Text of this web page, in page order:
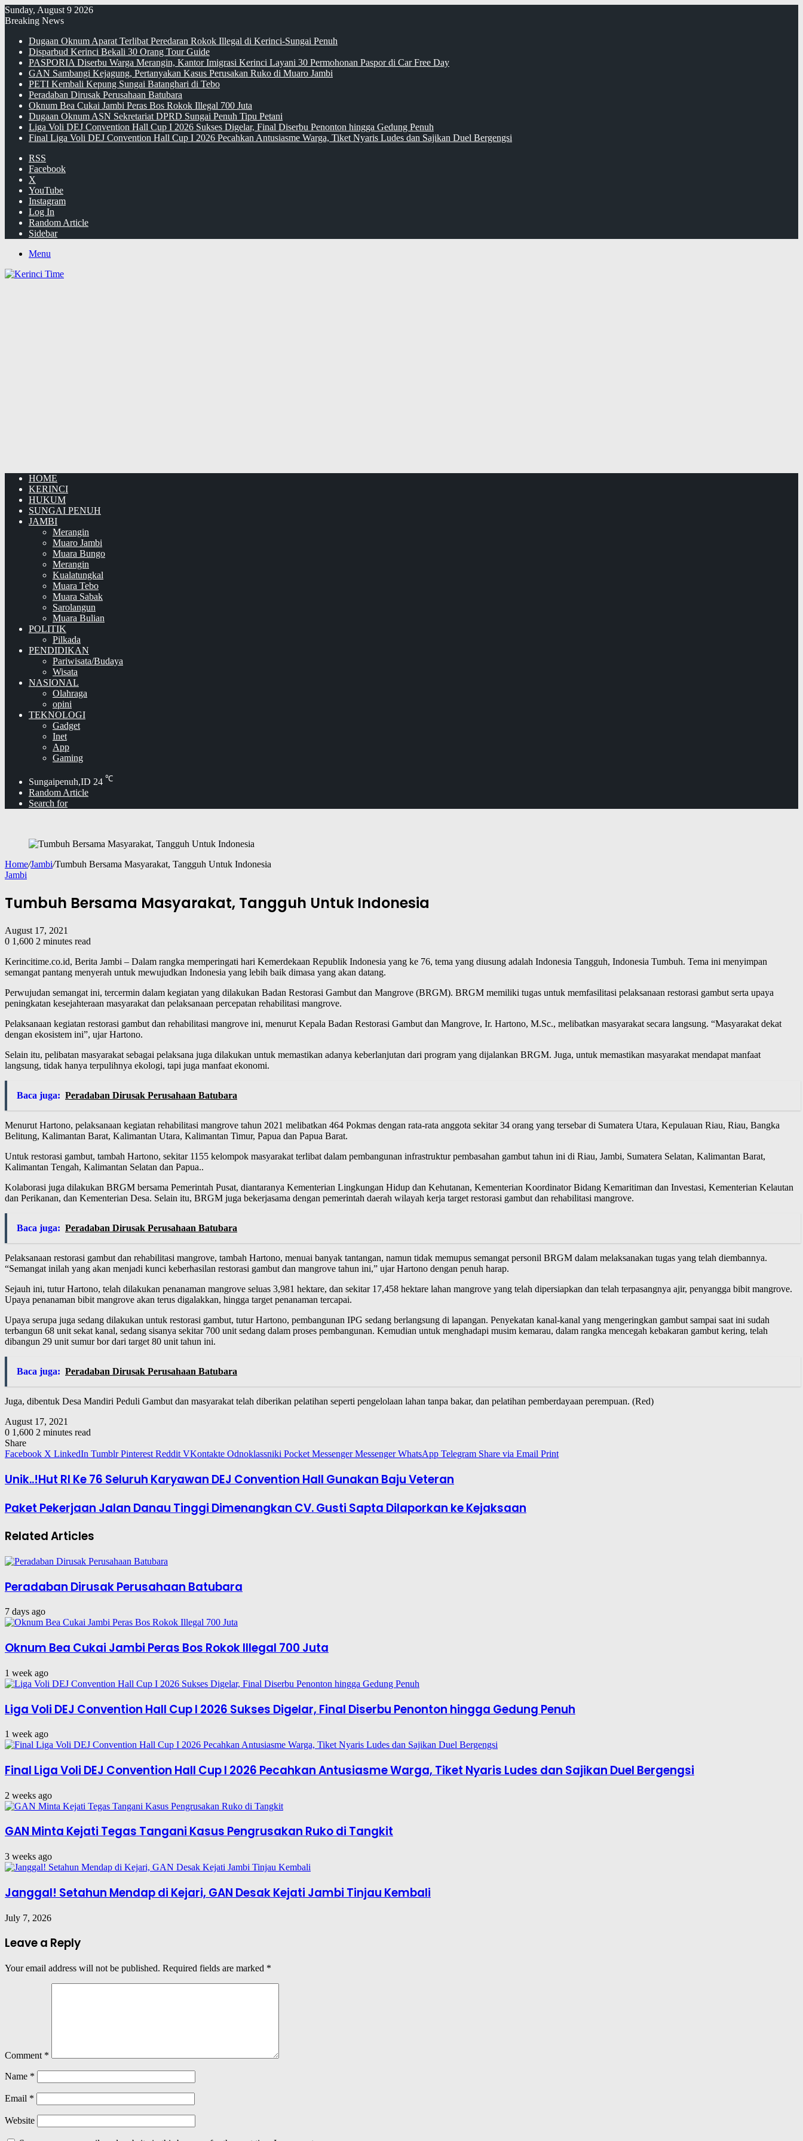
Sunday, August 9 2026
Breaking News
Dugaan Oknum Aparat Terlibat Peredaran Rokok Illegal di Kerinci-Sungai Penuh
Disparbud Kerinci Bekali 30 Orang Tour Guide
PASPORIA Diserbu Warga Merangin, Kantor Imigrasi Kerinci Layani 30 Permohonan Paspor di Car Free Day
GAN Sambangi Kejagung, Pertanyakan Kasus Perusakan Ruko di Muaro Jambi
PETI Kembali Kepung Sungai Batanghari di Tebo
Peradaban Dirusak Perusahaan Batubara
Oknum Bea Cukai Jambi Peras Bos Rokok Illegal 700 Juta
Dugaan Oknum ASN Sekretariat DPRD Sungai Penuh Tipu Petani
Liga Voli DEJ Convention Hall Cup I 2026 Sukses Digelar, Final Diserbu Penonton hingga Gedung Penuh
Final Liga Voli DEJ Convention Hall Cup I 2026 Pecahkan Antusiasme Warga, Tiket Nyaris Ludes dan Sajikan Duel Bergengsi
RSS
Facebook
X
YouTube
Instagram
Log In
Random Article
Sidebar
Menu
HOME
KERINCI
HUKUM
SUNGAI PENUH
JAMBI
Merangin
Muaro Jambi
Muara Bungo
Merangin
Kualatungkal
Muara Tebo
Muara Sabak
Sarolangun
Muara Bulian
POLITIK
Pilkada
PENDIDIKAN
Pariwisata/Budaya
Wisata
NASIONAL
Olahraga
opini
TEKNOLOGI
Gadget
Inet
App
Gaming
Sungaipenuh,ID 24 ℃
Random Article
Search for
Home/Jambi/Tumbuh Bersama Masyarakat, Tangguh Untuk Indonesia
Jambi
Tumbuh Bersama Masyarakat, Tangguh Untuk Indonesia
August 17, 2021
0 1,600 2 minutes read
Kerincitime.co.id, Berita Jambi – Dalam rangka memperingati hari Kemerdekaan Republik Indonesia yang ke 76, tema yang diusung adalah Indonesia Tangguh, Indonesia Tumbuh. Tema ini menyimpan
semangat pantang menyerah untuk mewujudkan Indonesia yang lebih baik dimasa yang akan datang.
Perwujudan semangat ini, tercermin dalam kegiatan yang dilakukan Badan Restorasi Gambut dan Mangrove (BRGM). BRGM memiliki tugas untuk memfasilitasi pelaksanaan restorasi gambut serta upaya
peningkatan kesejahteraan masyarakat dan pelaksanaan percepatan rehabilitasi mangrove.
Pelaksanaan kegiatan restorasi gambut dan rehabilitasi mangrove ini, menurut Kepala Badan Restorasi Gambut dan Mangrove, Ir. Hartono, M.Sc., melibatkan masyarakat secara langsung. “Masyarakat dekat
dengan ekosistem ini”, ujar Hartono.
Selain itu, pelibatan masyarakat sebagai pelaksana juga dilakukan untuk memastikan adanya keberlanjutan dari program yang dijalankan BRGM. Juga, untuk memastikan masyarakat mendapat manfaat
langsung, tidak hanya terpulihnya ekologi, tapi juga manfaat ekonomi.
Baca juga: Peradaban Dirusak Perusahaan Batubara
Menurut Hartono, pelaksanaan kegiatan rehabilitasi mangrove tahun 2021 melibatkan 464 Pokmas dengan rata-rata anggota sekitar 34 orang yang tersebar di Sumatera Utara, Kepulauan Riau, Riau, Bangka
Belitung, Kalimantan Barat, Kalimantan Utara, Kalimantan Timur, Papua dan Papua Barat.
Untuk restorasi gambut, tambah Hartono, sekitar 1155 kelompok masyarakat terlibat dalam pembangunan infrastruktur pembasahan gambut tahun ini di Riau, Jambi, Sumatera Selatan, Kalimantan Barat,
Kalimantan Tengah, Kalimantan Selatan dan Papua..
Kolaborasi juga dilakukan BRGM bersama Pemerintah Pusat, diantaranya Kementerian Lingkungan Hidup dan Kehutanan, Kementerian Koordinator Bidang Kemaritiman dan Investasi, Kementerian Kelautan
dan Perikanan, dan Kementerian Desa. Selain itu, BRGM juga bekerjasama dengan pemerintah daerah wilayah kerja target restorasi gambut dan rehabilitasi mangrove.
Baca juga: Peradaban Dirusak Perusahaan Batubara
Pelaksanaan restorasi gambut dan rehabilitasi mangrove, tambah Hartono, menuai banyak tantangan, namun tidak memupus semangat personil BRGM dalam melaksanakan tugas yang telah diembannya.
“Semangat inilah yang akan menjadi kunci keberhasilan restorasi gambut dan mangrove tahun ini,” ujar Hartono dengan penuh harap.
Sejauh ini, tutur Hartono, telah dilakukan penanaman mangrove seluas 3,981 hektare, dan sekitar 17,458 hektare lahan mangrove yang telah dipersiapkan dan telah terpasangnya ajir, penyangga bibit mangrove.
Upaya penanaman bibit mangrove akan terus digalakkan, hingga target penanaman tercapai.
Upaya serupa juga sedang dilakukan untuk restorasi gambut, tutur Hartono, pembangunan IPG sedang berlangsung di lapangan. Penyekatan kanal-kanal yang mengeringkan gambut sampai saat ini sudah
terbangun 68 unit sekat kanal, sedang sisanya sekitar 700 unit sedang dalam proses pembangunan. Kemudian untuk menghadapi musim kemarau, dalam rangka mencegah kebakaran gambut kering, telah
dibangun 29 unit sumur bor dari target 80 unit tahun ini.
Baca juga: Peradaban Dirusak Perusahaan Batubara
Juga, dibentuk Desa Mandiri Peduli Gambut dan masyarakat telah diberikan pelatihan seperti pengelolaan lahan tanpa bakar, dan pelatihan pemberdayaan perempuan. (Red)
August 17, 2021
0 1,600 2 minutes read
Share
Facebook X LinkedIn Tumblr Pinterest Reddit VKontakte Odnoklassniki Pocket Messenger Messenger WhatsApp Telegram Share via Email Print
Unik..!Hut RI Ke 76 Seluruh Karyawan DEJ Convention Hall Gunakan Baju Veteran
Paket Pekerjaan Jalan Danau Tinggi Dimenangkan CV. Gusti Sapta Dilaporkan ke Kejaksaan
Related Articles
Peradaban Dirusak Perusahaan Batubara
7 days ago
Oknum Bea Cukai Jambi Peras Bos Rokok Illegal 700 Juta
1 week ago
Liga Voli DEJ Convention Hall Cup I 2026 Sukses Digelar, Final Diserbu Penonton hingga Gedung Penuh
1 week ago
Final Liga Voli DEJ Convention Hall Cup I 2026 Pecahkan Antusiasme Warga, Tiket Nyaris Ludes dan Sajikan Duel Bergengsi
2 weeks ago
GAN Minta Kejati Tegas Tangani Kasus Pengrusakan Ruko di Tangkit
3 weeks ago
Janggal! Setahun Mendap di Kejari, GAN Desak Kejati Jambi Tinjau Kembali
July 7, 2026
Leave a Reply
Your email address will not be published. Required fields are marked *
Comment *
Name *
Email *
Website